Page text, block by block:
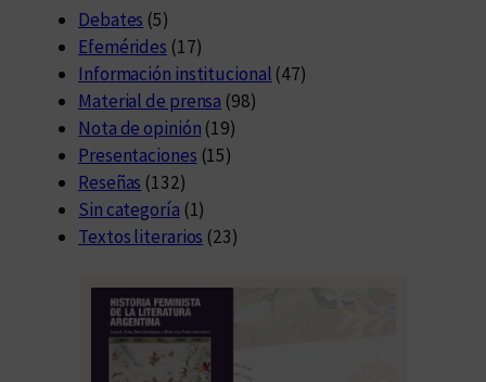
s
p
o
s
i
b
l
e
s
Debates (5)
Efemérides (17)
Información institucional (47)
Material de prensa (98)
Nota de opinión (19)
Presentaciones (15)
Reseñas (132)
Sin categoría (1)
Textos literarios (23)